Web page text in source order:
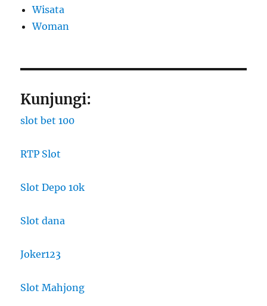
Wisata
Woman
Kunjungi:
slot bet 100
RTP Slot
Slot Depo 10k
Slot dana
Joker123
Slot Mahjong